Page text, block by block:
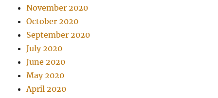
November 2020
October 2020
September 2020
July 2020
June 2020
May 2020
April 2020